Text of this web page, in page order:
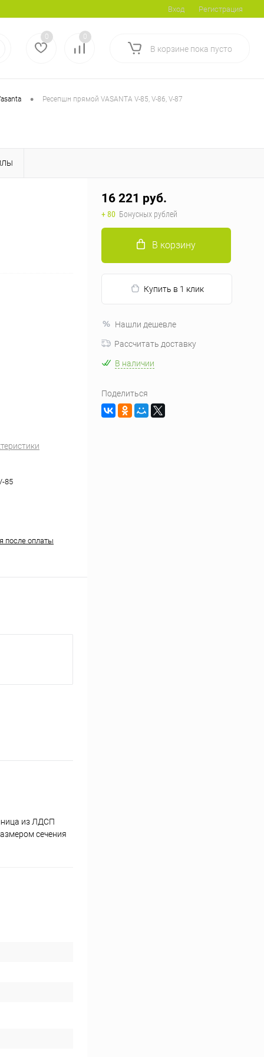
Вход Регистрация
0 0
В корзине пока пусто
• Ресепшн прямой VASANTA V-85, V-86, V-87
85
после оплаты
из ЛДСП
сечения
16 221 руб.
+ 80 Бонусных рублей
В корзину
Купить в 1 клик
Нашли дешевле
Рассчитать доставку
В наличии
Поделиться